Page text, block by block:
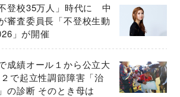
登校35万人」時代に 中
審査委員長「不登校生動
」が開催
成績オール１から公立大
で起立性調節障害「治
の診断 そのとき母は